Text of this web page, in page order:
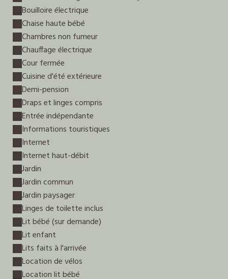
Bouilloire électrique
Chaise haute bébé
Chambres non fumeur
Chauffage électrique
Cour fermée
Cuisine d'été extérieure
Demi-pension
Draps et linges compris
Entrée indépendante
Informations touristiques
Internet
Internet haut-débit
Jardin
Jardin commun
Jardin paysager
Linges de toilette inclus
Lit bébé (sur demande)
Lit enfant
Lits faits à l'arrivée
Location de vélos
Location lit bébé